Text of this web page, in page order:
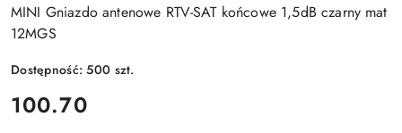
MINI Gniazdo antenowe RTV-SAT końcowe 1,5dB czarny mat
12MGS
Dostępność:500 szt.
cena:
100.70